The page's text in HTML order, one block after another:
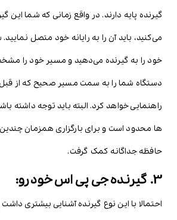
گیرنده پایه دارند. در واقع زمانی که شما این
می‌کنید، باید آن را به رایانه خود متصل
خود را به گیرنده می‌دهید و مسیر خود را
دستگاه شما را به سمت مسیر صحیح که از
راهنمایی خواهد کرد. البته باید توجه داشته
ها محدود است و برای بارگزاری همزمان
حافظه جداگانه کمک گرفت.
3. گیرنده جی پی اس خودرو:
احتمالا با این نوع گیرنده آشنایی بیشتری